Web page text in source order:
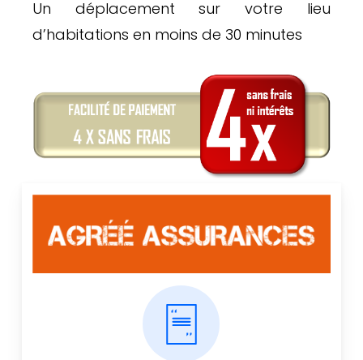
Un déplacement sur votre lieu
d’habitations en moins de 30 minutes